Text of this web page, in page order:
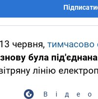
червня, тимчасово
знову була
лінію